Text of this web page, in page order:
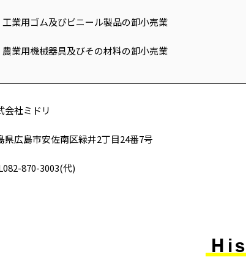
業用ゴム及びビニール製品の卸小売業
業用機械器具及びその材料の卸小売業
会社ミドリ
県広島市安佐南区緑井2丁目24番7号
870-3003(代)